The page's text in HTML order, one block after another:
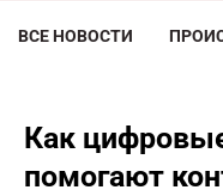
ВСЕ НОВОСТИ
Как
помогают